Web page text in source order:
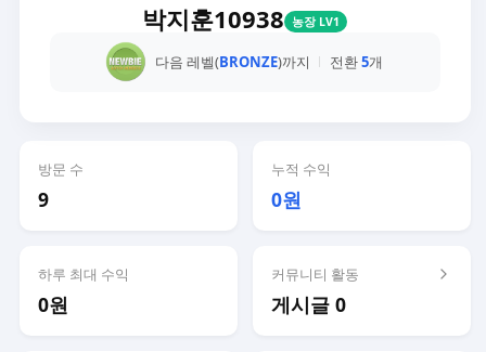
박지훈10938 농장 LV1
다음 레벨(BRONZE)까지 전환5개
방문 수
9
누적 수익
0원
하루 최대 수익
0원
커뮤니티 활동
게시글 0